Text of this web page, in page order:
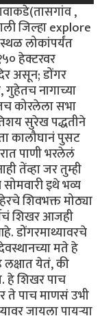
,
जिल्हा explore
लोकांपर्यंत
हेक्टरवर
असून; डोंगर
नागाच्या
कोरलेला सभा
सुरेख पद्धतीने
कालौघानं पुसट
पाणी भरलेलं
तेंव्हा जर तुम्ही
इथे भव्य
शिवभक्त मोठ्या
शिखर आजही
डोंगरमाथ्यावरचे
मते हे
येतं, की
हे शिखर पाच
ते पाच माणसं उभी
जायला पायऱ्या